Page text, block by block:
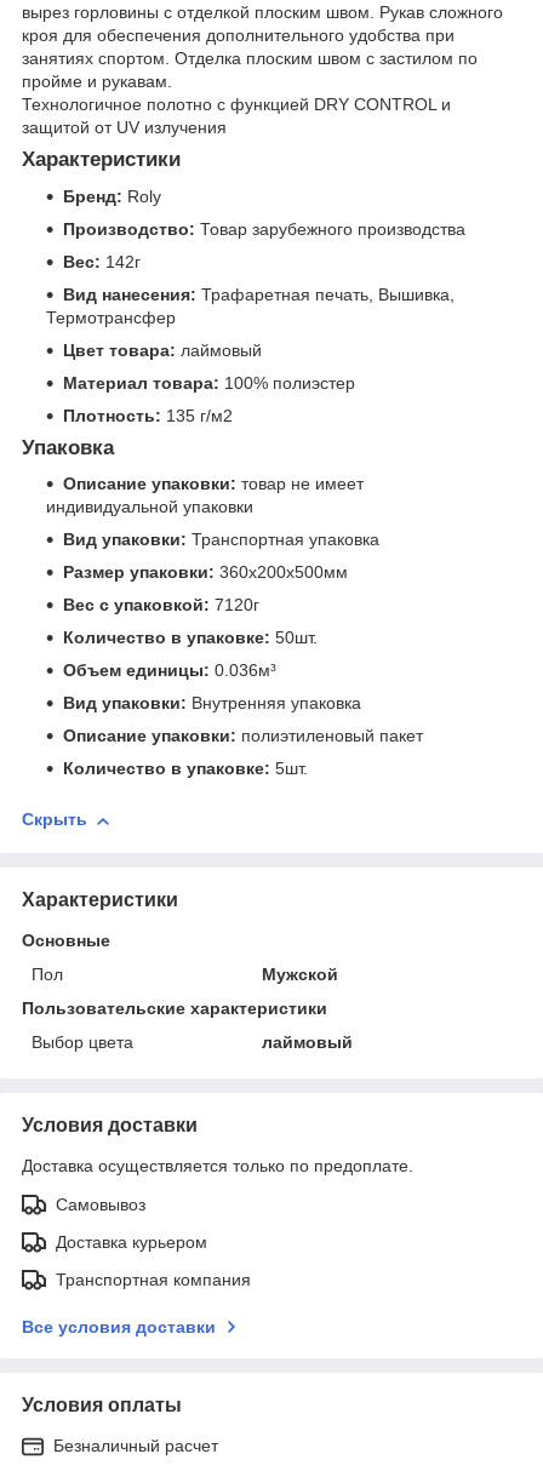
вырез горловины с отделкой плоским швом. Рукав сложного
кроя для обеспечения дополнительного удобства при
занятиях спортом. Отделка плоским швом с застилом по
пройме и рукавам.
Технологичное полотно с функцией DRY CONTROL и
защитой от UV излучения
Характеристики
Бренд: Roly
Производство: Товар зарубежного производства
Вес: 142г
Вид нанесения: Трафаретная печать, Вышивка,
Термотрансфер
Цвет товара: лаймовый
Материал товара: 100% полиэстер
Плотность: 135 г/м2
Упаковка
Описание упаковки: товар не имеет
индивидуальной упаковки
Вид упаковки: Транспортная упаковка
Размер упаковки: 360x200x500мм
Вес с упаковкой: 7120г
Количество в упаковке: 50шт.
Объем единицы: 0.036м³
Вид упаковки: Внутренняя упаковка
Описание упаковки: полиэтиленовый пакет
Количество в упаковке: 5шт.
Скрыть
Характеристики
Основные
Пол
Мужской
Пользовательские характеристики
Выбор цвета
лаймовый
Условия доставки
Доставка осуществляется только по предоплате.
Самовывоз
Доставка курьером
Транспортная компания
Все условия доставки
Условия оплаты
Безналичный расчет